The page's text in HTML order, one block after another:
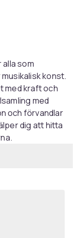
alla som
konst.
med kraft och
med
och förvandlar
dig att hitta